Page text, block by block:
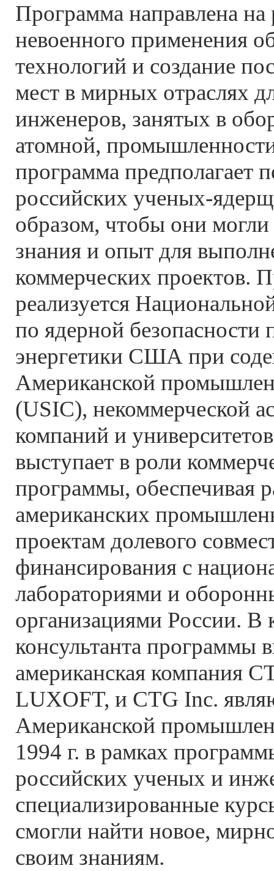
Программа направлена на
невоенного применения
технологий и создание
мест в мирных отраслях
инженеров, занятых в
атомной,
программа предполагает
российских ученых-
образом, чтобы они
знания и опыт для
коммерческих проектов.
реализуется
по ядерной безопасности
энергетики США при
Американской
(USIC), некоммерческой
компаний и
выступает в роли
программы, обеспечивая
американских
проектам долевого
финансирования с
лабораториями и
организациями России. В
консультанта программы
американская компания
LUXOFT, и CTG Inc.
Американской
1994 г. в рамках
российских ученых и
специализированные
смогли найти новое,
своим знаниям.